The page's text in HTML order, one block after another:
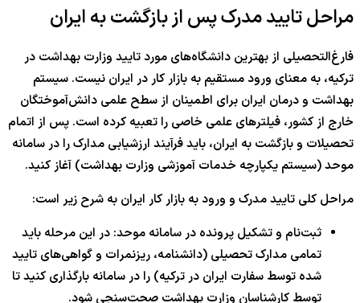
مراحل تایید مدرک پس از بازگشت به ایران
فارغ‌التحصیلی از بهترین دانشگاه‌های مورد تایید وزارت بهداشت در
ترکیه، به معنای ورود مستقیم به بازار کار در ایران نیست. سیستم
بهداشت و درمان ایران برای اطمینان از سطح علمی دانش‌آموختگان
خارج از کشور، فیلترهای علمی خاصی را تعبیه کرده است. پس از اتمام
تحصیلات و بازگشت به ایران، باید فرآیند ارزشیابی مدارک را در سامانه
موحد (سیستم یکپارچه خدمات آموزشی وزارت بهداشت) آغاز کنید.
مراحل کلی تایید مدرک و ورود به بازار کار ایران به شرح زیر است:
ثبت‌نام و تشکیل پرونده در سامانه موحد: در این مرحله باید
تمامی مدارک تحصیلی (دانشنامه، ریزنمرات و گواهی‌های تایید
شده توسط سفارت ایران در ترکیه) را در سامانه بارگذاری کنید تا
توسط کارشناسان وزارت بهداشت صحت‌سنجی شود.